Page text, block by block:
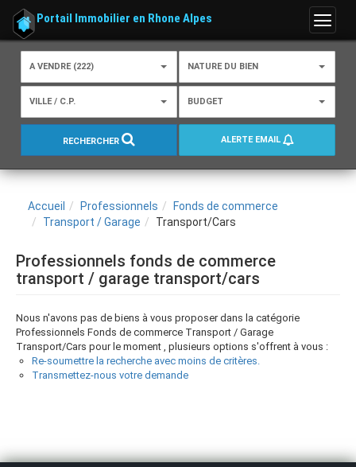
Menu
Portail Immobilier en Rhone Alpes
A VENDRE (222) NATURE DU BIEN
VILLE / C.P. BUDGET
RECHERCHER ALERTE EMAIL
Accueil Professionnels
Fonds de commerce
Transport / Garage
Transport/Cars
Professionnels fonds de commerce
transport / garage transport/cars
Nous n'avons pas de biens à vous proposer dans la catégorie
Professionnels Fonds de commerce Transport / Garage
Transport/Cars pour le moment , plusieurs options s'offrent à vous :
Re-soumettre la recherche avec moins de critères.
Transmettez-nous votre demande